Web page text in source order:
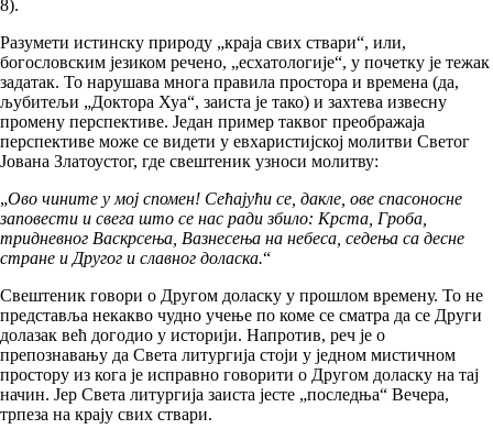
8).
Разумети истинску природу „краја свих ствари“, или,
богословским језиком речено, „есхатологије“, у почетку је тежак
задатак. То нарушава многа правила простора и времена (да,
љубитељи „Доктора Хуа“, заиста је тако) и захтева извесну
промену перспективе. Један пример таквог преображаја
перспективе може се видети у евхаристијској молитви Светог
Јована Златоустог, где свештеник узноси молитву:
„Ово чините у мој спомен! Сећајући се, дакле, ове спасоносне
заповести и свега што се нас ради збило: Крста, Гроба,
тридневног Васкрсења, Вазнесења на небеса, седења са десне
стране и Другог и славног доласка.“
Свештеник говори о Другом доласку у прошлом времену. То не
представља некакво чудно учење по коме се сматра да се Други
долазак већ догодио у историји. Напротив, реч је о
препознавању да Света литургија стоји у једном мистичном
простору из кога је исправно говорити о Другом доласку на тај
начин. Јер Света литургија заиста јесте „последња“ Вечера,
трпеза на крају свих ствари.